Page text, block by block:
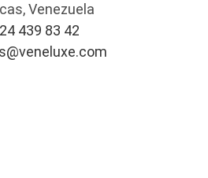
Venezuela
439 83 42